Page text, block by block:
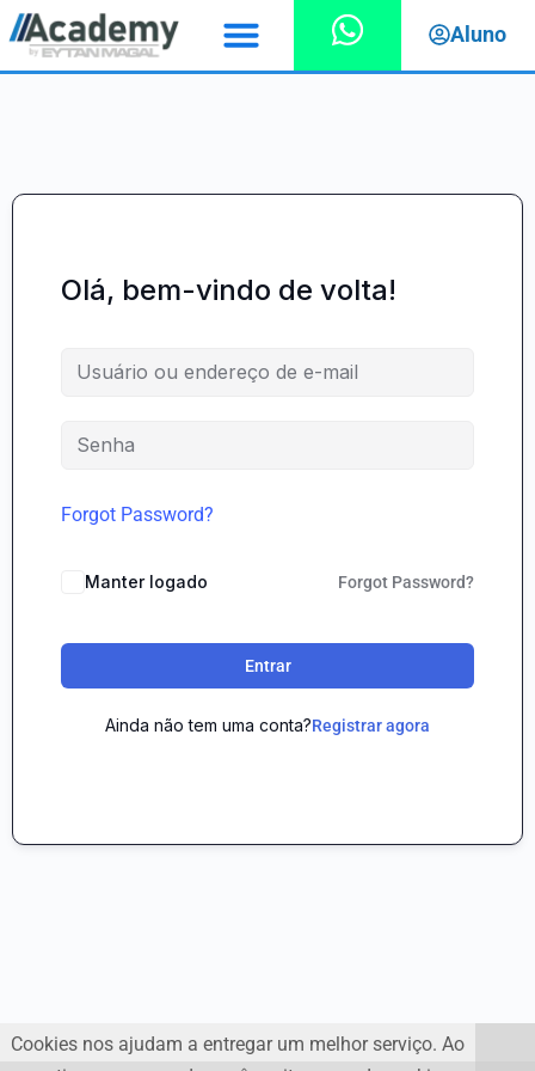
Aluno
Olá, bem-vindo de volta!
Forgot Password?
Manter logado Forgot Password?
Entrar
Ainda não tem uma conta?Registrar agora
Cookies nos ajudam a entregar um melhor serviço. Ao